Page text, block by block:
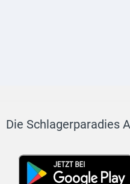
Die Schlagerparadies